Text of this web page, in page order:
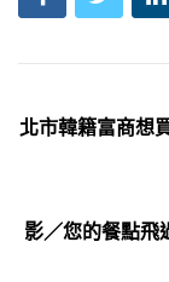
北市韓籍富商想
影／您的餐點